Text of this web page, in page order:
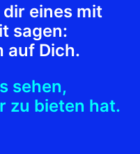
eines mit
sagen:
auf Dich.
sehen,
zu bieten hat.